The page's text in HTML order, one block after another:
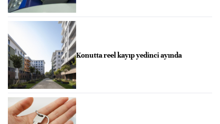
Konutta reel kayıp yedinci ayında